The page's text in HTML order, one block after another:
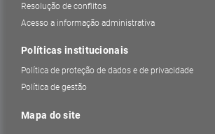
Resolução de conflitos
Acesso a informação administrativa
Políticas institucionais
Política de proteção de dados e de privacidade
Política de gestão
Mapa do site